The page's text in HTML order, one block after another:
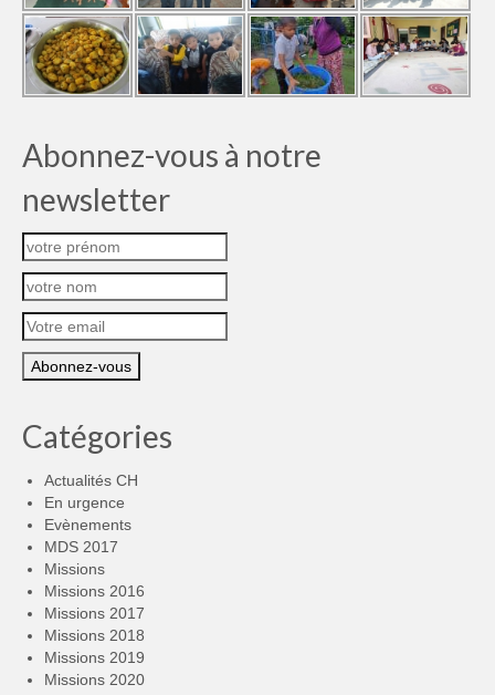
Abonnez-vous à notre
newsletter
Catégories
Actualités CH
En urgence
Evènements
MDS 2017
Missions
Missions 2016
Missions 2017
Missions 2018
Missions 2019
Missions 2020